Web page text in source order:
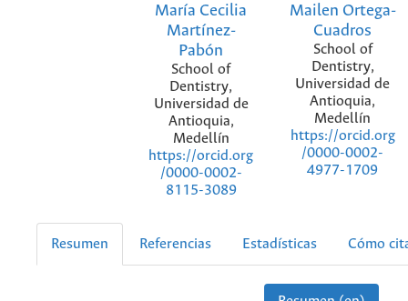
María Cecilia
Martínez-
Pabón
School of
Dentistry,
Universidad de
Antioquia,
Medellín
https://orcid.org
/0000-0002-
8115-3089
Mailen Ortega-
Cuadros
School of
Dentistry,
Universidad de
Antioquia,
Medellín
https://orcid.org
/0000-0002-
4977-1709
Resumen Referencias Estadísticas Cómo